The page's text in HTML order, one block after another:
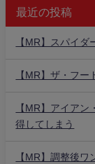
最近の投稿
【MR】スパイ
【MR】ザ・フ
【MR】アイア
得してしまう
【MR】調整後